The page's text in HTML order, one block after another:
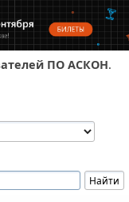
ПО АСКОН.